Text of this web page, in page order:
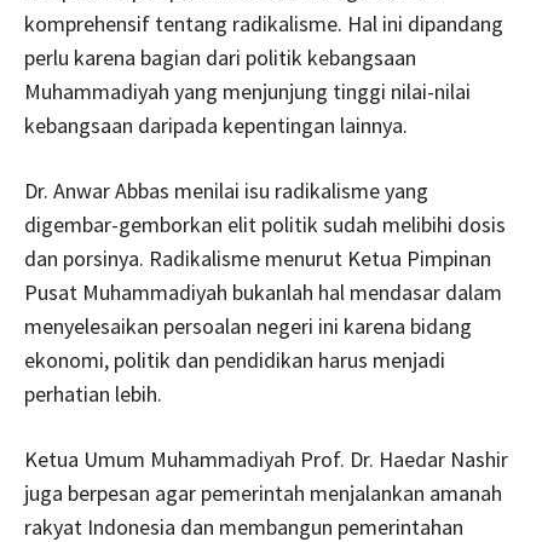
komprehensif tentang radikalisme. Hal ini dipandang
perlu karena bagian dari politik kebangsaan
Muhammadiyah yang menjunjung tinggi nilai-nilai
kebangsaan daripada kepentingan lainnya.
Dr. Anwar Abbas menilai isu radikalisme yang
digembar-gemborkan elit politik sudah melibihi dosis
dan porsinya. Radikalisme menurut Ketua Pimpinan
Pusat Muhammadiyah bukanlah hal mendasar dalam
menyelesaikan persoalan negeri ini karena bidang
ekonomi, politik dan pendidikan harus menjadi
perhatian lebih.
Ketua Umum Muhammadiyah Prof. Dr. Haedar Nashir
juga berpesan agar pemerintah menjalankan amanah
rakyat Indonesia dan membangun pemerintahan